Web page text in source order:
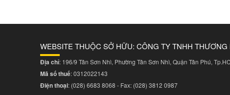
WEBSITE THUỘC SỞ HỮU: CÔNG TY TNHH
Địa chỉ: 196/9 Tân Sơn Nhì, Phường Tân Sơn Nhì, Quận Tân Phú,
Mã số thuế: 0312022143
Điện thoại: (028) 6683 8068 - Fax: (028) 3812 0987